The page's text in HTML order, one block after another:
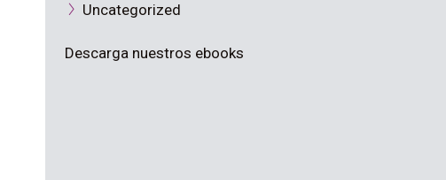
Uncategorized
Descarga nuestros ebooks